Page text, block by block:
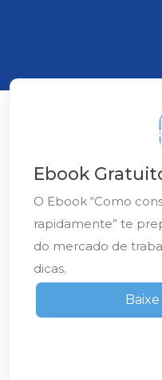
Ebook
O Ebook “Como
rapidamente” te
do mercado de
dicas.